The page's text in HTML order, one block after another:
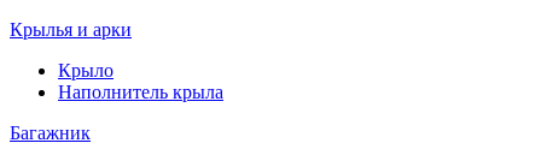
Крылья и арки
Крыло
Наполнитель крыла
Багажник